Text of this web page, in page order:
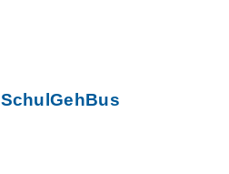
SchulGehBus